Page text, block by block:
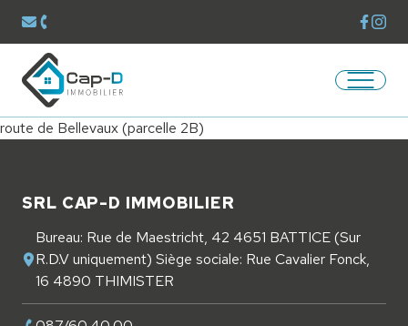
Envoyer un mail à
contact@capdimmobilier.be
Téléphoner au
087/60.40.00 Voir la
Voir
Retourner à la page d'accueil
Ouvrir/
route de Bellevaux (parcelle 2B)
SRL CAP-D IMMOBILIER
Bureau: Rue de Maestricht, 42 4651 BATTICE (Sur
R.D.V uniquement) Siège sociale: Rue Cavalier Fonck,
16 4890 THIMISTER